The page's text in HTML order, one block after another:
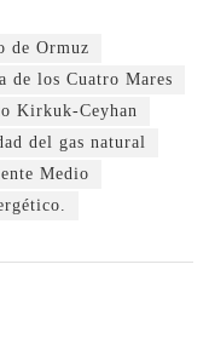
de Ormuz
de los Cuatro Mares
Kirkuk-Ceyhan
del gas natural
Medio